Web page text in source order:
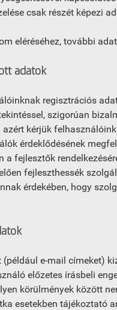
csak részét képezi
eléréséhez, további
adatok
regisztrációs
szigorúan
kérjük
érdeklődésének
fejlesztők
fejleszthessék
érdekében, hogy
e-mail címeket)
előzetes írásbeli
körülmények között
esetekben tájékoztató